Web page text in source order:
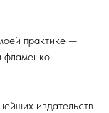
практике —
фламенко-
издательств